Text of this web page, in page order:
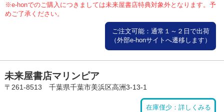
※e-honでのご購入につきましては未来屋書店特典対象外となります。予
めご了承ください。
ご注文可能：通常１～２日で出荷
（外部e-honサイトへ遷移します）
未来屋書店マリンピア
〒261-8513 千葉県千葉市美浜区高洲3-13-1
在庫僅少：詳しくみる